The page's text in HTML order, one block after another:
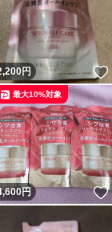
いね！
円
いね！
円
最大10%対象